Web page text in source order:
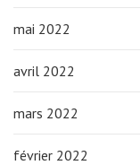
mai 2022
avril 2022
mars 2022
février 2022